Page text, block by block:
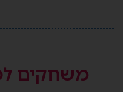
משחקים